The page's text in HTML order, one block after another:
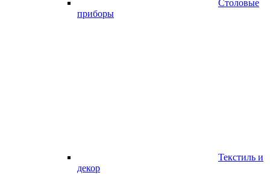
Столовые
приборы
Текстиль и
декор